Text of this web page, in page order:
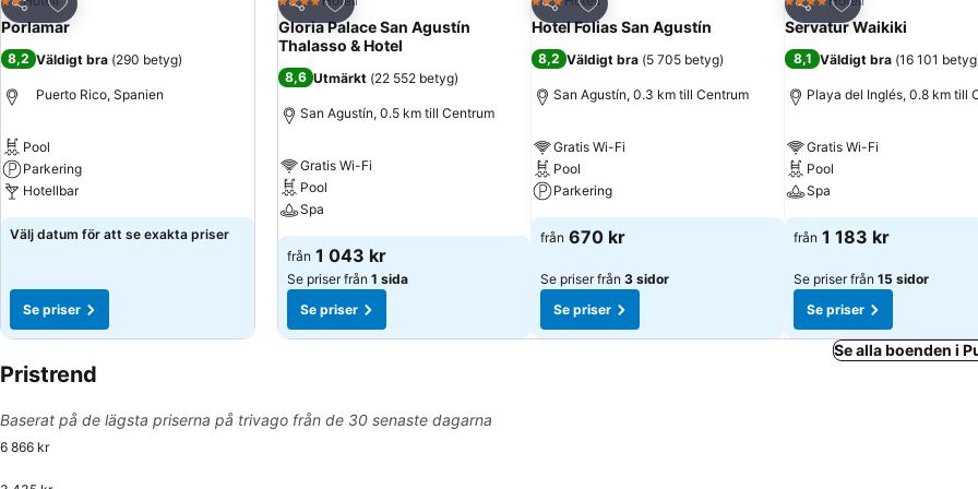
Dela
2 Stjärnor
Porlamar
8,2 Väldigt bra (290 betyg)
Puerto Rico, Spanien
Pool
Parkering
Hotellbar
Välj datum för att se exakta priser
Se priser
Dela
4 Stjärnor
Gloria Palace San Agustín
Thalasso & Hotel
8,6 Utmärkt (22 552 betyg)
San Agustín, 0.5 km till Centrum
Gratis Wi-Fi
Pool
Spa
från 1 043 kr
Se priser från 1 sida
Se priser
Dela
3 Stjärnor
Hotel Folias San Agustín
8,2 Väldigt bra (5 705 betyg)
San Agustín, 0.3 km till Centrum
Gratis Wi-Fi
Pool
Parkering
från 670 kr
Se priser från 3 sidor
Se priser
Dela
4 Stjärnor
Servatur Waikiki
8,1 Väldigt bra (16 101 betyg
Playa del Inglés, 0.8 km till
Gratis Wi-Fi
Pool
Spa
från 1 183 kr
Se priser från 15 sidor
Se priser
Se alla boenden i
Pristrend
Baserat på de lägsta priserna på trivago från de 30 senaste dagarna
6 866 kr